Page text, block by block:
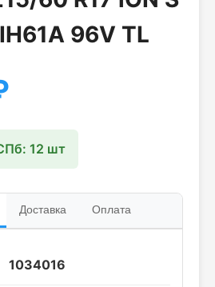
96V TL
12 шт
Доставка Оплата
1034016